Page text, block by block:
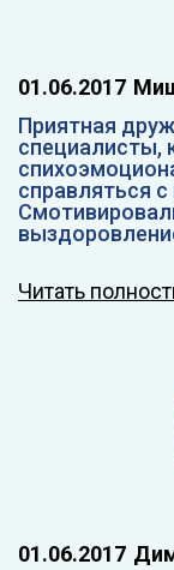
01.06.2017
Приятная
специалисты,
справляться
Читать
01.06.2017